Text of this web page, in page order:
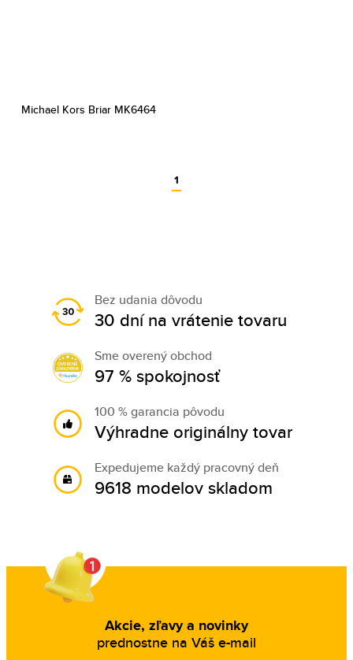
Michael Kors Briar MK6464
1
Bez udania dôvodu
30 dní na vrátenie tovaru
Sme overený obchod
97 % spokojnosť
100 % garancia pôvodu
Výhradne originálny tovar
Expedujeme každý pracovný deň
9618 modelov skladom
Akcie, zľavy a novinky
prednostne na Váš e-mail